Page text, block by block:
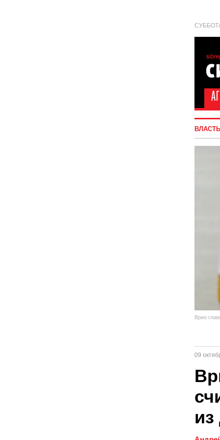
ВЛАСТЬ
Врио
09
из